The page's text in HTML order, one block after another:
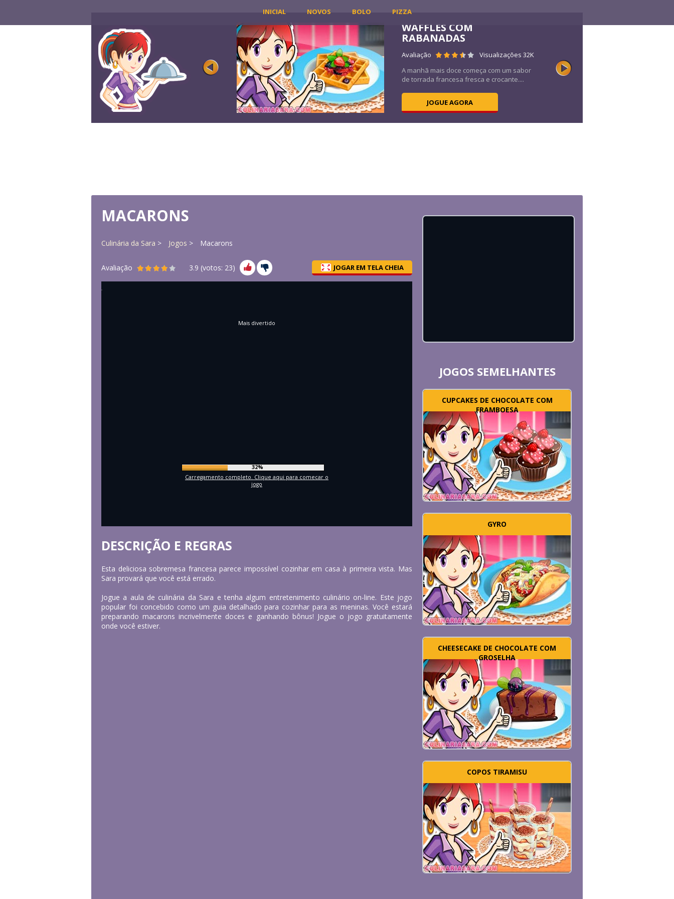
INICIAL NOVOS BOLO PIZZA
CAÇAROLA DE
RATATOUILLE
Avaliação
Ratatouille fresco, suculento e colorido é um
dos pratos mais populares ...
JOGUE AGORA
WAFFLES COM
RABANADAS
Avaliação
Visualizações 32K
A manhã mais doce começa com um sabor
de torrada francesa fresca e crocante....
JOGUE AGORA
MACARONS
Culinária da Sara Jogos Macarons
Avaliação 3.9 (votos: 23) JOGAR EM TELA CHEIA
Mais divertido
35%
Carregamento completo. Clique aqui para comecar o
jogo
DESCRIÇÃO E REGRAS
Esta deliciosa sobremesa francesa parece impossível cozinhar em casa à primeira vista. Mas
Sara provará que você está errado.
Jogue a aula de culinária da Sara e tenha algum entretenimento culinário on-line. Este jogo
popular foi concebido como um guia detalhado para cozinhar para as meninas. Você estará
preparando macarons incrivelmente doces e ganhando bônus! Jogue o jogo gratuitamente
onde você estiver.
JOGOS SEMELHANTES
CUPCAKES DE CHOCOLATE COM
FRAMBOESA
GYRO
CHEESECAKE DE CHOCOLATE COM
GROSELHA
COPOS TIRAMISU